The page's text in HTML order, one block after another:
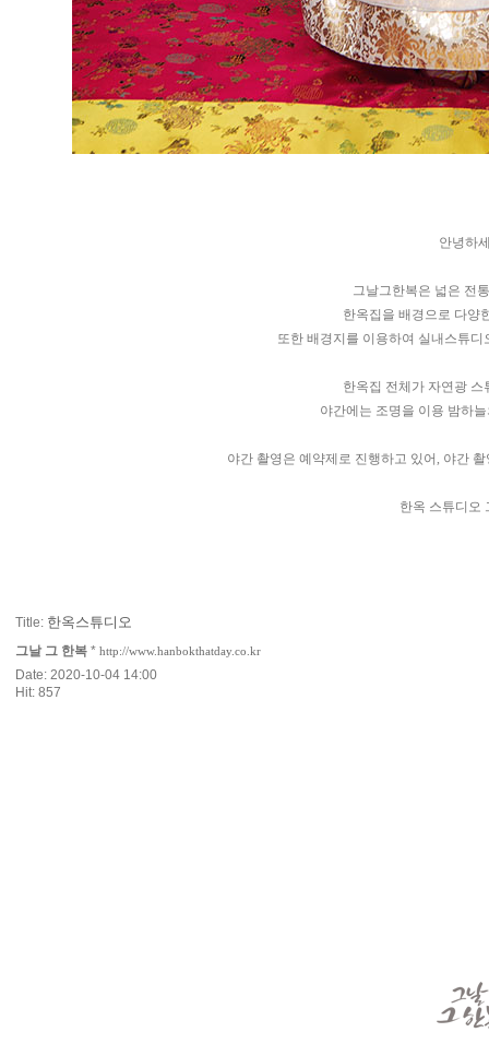
안녕하
그날그한복은 넓은 전
한옥집을 배경으로 다양
또한 배경지를 이용하여 실내스튜
한옥집 전체가 자연광 스
야간에는 조명을 이용 밤하
야간 촬영은 예약제로 진행하고 있어, 야간
한옥 스튜디오
Title: 한옥스튜디오
그날 그 한복 * http://www.hanbokthatday.co.kr
Date: 2020-10-04 14:00
Hit: 857